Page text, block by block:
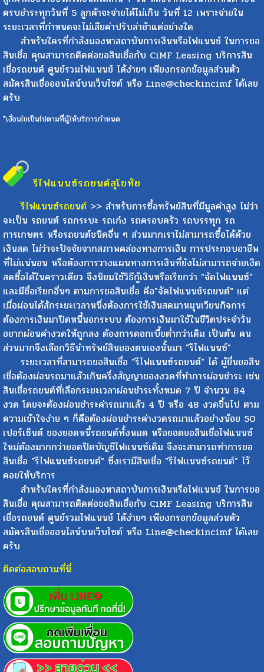
ครบชำระทุกวันที่ 5 ลูกค้าจะจ่ายได้ไม่เกิน วันที่ 12 เพราะจ่ายใน
ระยะเวลาที่กำหนดจะไม่เสียค่าปรับล่าช้าแต่อย่างใด
สำหรับใครที่กำลังมองหาสถาบันการเงินหรือไฟแนนช์ ในการขอ
สินเชื่อ คุณสามารถติดต่อขอสินเชื่อกับ CiMF Leasing บริการสิน
เชื่อรถยนต์ ศูนย์รวมไฟแนนช์ ได้ง่ายๆ เพียงกรอกข้อมูลส่วนตัว
สมัครสินเชื่อออนไลน์บนเว็บไซต์ หรือ Line@checkincimf ได้เลย
ครับ
*เงื่อนไขเป็นไปตามที่ผู้ให้บริการกำหนด
รีไฟแนนซ์รถยนต์สุโขทัย
รีไฟแนนซ์รถยนต์ >> สำหรับการซื้อทรัพย์สินที่มีมูลค่าสูง ไม่ว่า
จะเป็น รถยนต์ รถกระบะ รถเก๋ง รถครอบครัว รถบรรทุก รถ
การเกษตร หรือรถยนต์ชนิดอื่น ๆ ส่วนมากเราไม่สามารถซื้อได้ด้วย
เงินสด ไม่ว่าจะปัจจัยจากสภาพคล่องทางการเงิน การประกอบอาชีพ
ที่ไม่แน่นอน หรือต้องการวางแผนทางการเงินที่ยังไม่สามารถจ่ายเงิด
สดซื้อได้ในคราวเดียว จึงนิยมใช้วิธีกู้เงินหรือเรียกว่า "จัดไฟแนนซ์"
และมีชื่อเรียกอื่นๆ ตามการขอสินเชื่อ คือ"จัดไฟแนนช์รถยนต์" แต่
เมื่อผ่อนได้สักระยะเวลาหนึ่งต้องการใช้เงินสดมาหมุนเวียนกิจการ
ต้องการเงินมาปิดหนี้นอกระบบ ต้องการเงินมาใช้ในชีวิตประจำวัน
อยากผ่อนค่างวดให้ถูกลง ต้องการดอกเบี้ยต่ำกว่าเดิม เป็นต้น คน
ส่วนมากจึงเลือกวิธีนำทรัพย์สินของตนเองนั้นมา "รีไฟแนนซ์"
ระยะเวลาที่สามารถขอสินเชื่อ "รีไฟแนนซ์รถยนต์" ได้ ผู้ยื่นขอสิน
เชื่อต้องผ่อนรถมาแล้วเกินครึ่งสัญญาของงวดที่ทำการผ่อนชำระ เช่น
สินเชื่อรถยนต์ที่เลือกระยะเวลาผ่อนชำระทั้งหมด 7 ปี จำนวน 84
งวด โดยจะต้องผ่อนชำระค่ารถมาแล้ว 4 ปี หรือ 48 งวดขึ้นไป ตาม
ความเข้าใจง่าย ๆ ก็คือต้องผ่อนชำระค่างวดรถมาแล้วอย่างน้อย 50
เปอร์เซ็นต์ ของยอดหนี้รถยนต์ทั้งหมด หรือยอดขอสินเชื่อไฟแนนซ์
ใหม่ต้องมากกว่ายอดปิดบัญชีไฟแนนซ์เดิม จึงจะสามารถทำการขอ
สินเชื่อ "รีไฟแนนซ์รถยนต์" ซึ่งเรามีสินเชื่อ "รีไฟเเนนซ์รถยนต์" ไว้
คอยให้บริการ
สำหรับใครที่กำลังมองหาสถาบันการเงินหรือไฟแนนช์ ในการขอ
สินเชื่อ คุณสามารถติดต่อขอสินเชื่อกับ CiMF Leasing บริการสิน
เชื่อรถยนต์ ศูนย์รวมไฟแนนช์ ได้ง่ายๆ เพียงกรอกข้อมูลส่วนตัว
สมัครสินเชื่อออนไลน์บนเว็บไซต์ หรือ Line@checkincimf ได้เลย
ครับ
ติดต่อสอบถามที่นี่